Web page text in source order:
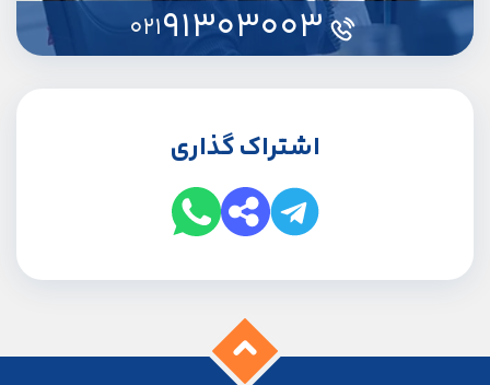
91303003
021
اشتراک گذاری